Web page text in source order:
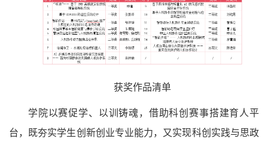
获奖作品清单
学院以赛促学、以训铸魂，借助科创赛事搭建育人平
台，既夯实学生创新创业专业能力，又实现科创实践与思政